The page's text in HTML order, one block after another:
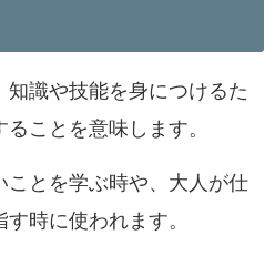
知識や技能を身につけるた
ことを意味します。
ことを学ぶ時や、大人が仕
時に使われます。